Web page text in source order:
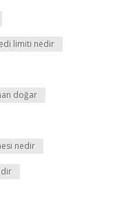
limiti nedir
doğar
nedir